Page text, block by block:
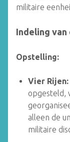
militaire
Indeling van
Opstelling:
Vier Rijen:
opgesteld,
alleen de
militaire